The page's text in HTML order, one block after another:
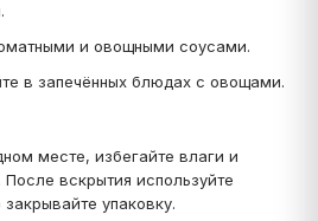
и овощными соусами.
в запечённых блюдах с овощами.
месте, избегайте влаги и
вскрытия используйте
упаковку.